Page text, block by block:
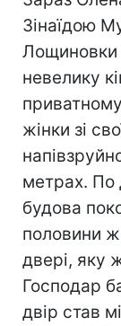
Зінаїдою
Лощиновки
невелику
приватному
жінки зі
метрах. По
будова
половини
двері, яку
Господар
двір став